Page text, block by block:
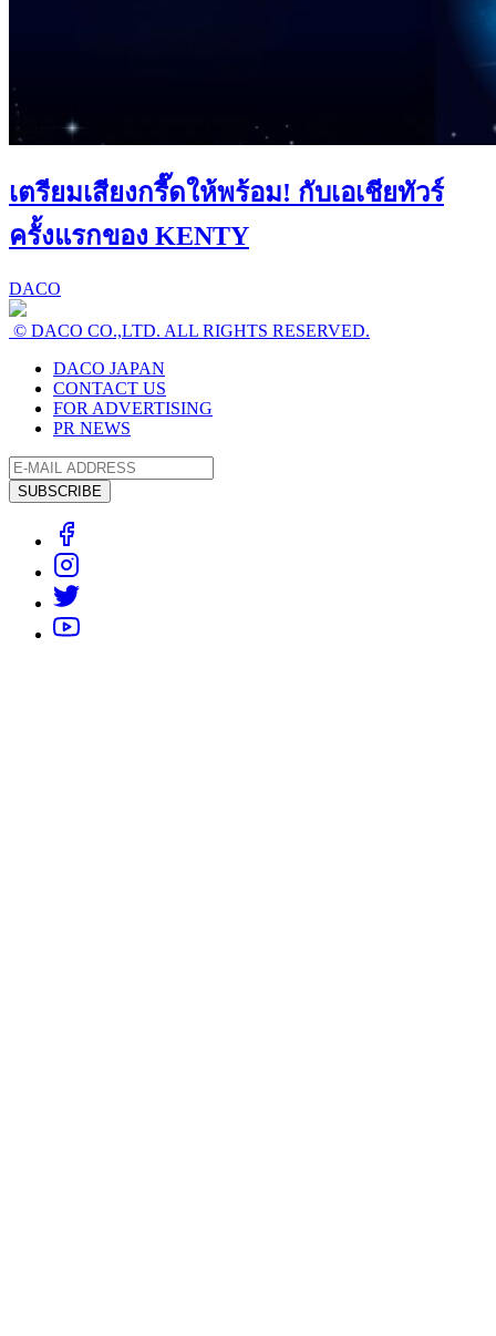
เตรียมเสียงกรี๊ดให้พร้อม! กับเอเชียทัวร์
ครั้งแรกของ KENTY
DACO
© DACO CO.,LTD. ALL RIGHTS RESERVED.
DACO JAPAN
CONTACT US
FOR ADVERTISING
PR NEWS